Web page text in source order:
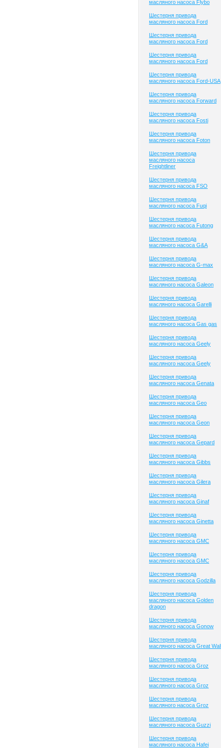
масляного насоса Flybo
Шестерня привода
масляного насоса Ford
Шестерня привода
масляного насоса Ford
Шестерня привода
масляного насоса Ford
Шестерня привода
масляного насоса Ford-USA
Шестерня привода
масляного насоса Forward
Шестерня привода
масляного насоса Fosti
Шестерня привода
масляного насоса Foton
Шестерня привода
масляного насоса
Freightliner
Шестерня привода
масляного насоса FSO
Шестерня привода
масляного насоса Fuqi
Шестерня привода
масляного насоса Futong
Шестерня привода
масляного насоса G&A
Шестерня привода
масляного насоса G-max
Шестерня привода
масляного насоса Galeon
Шестерня привода
масляного насоса Garelli
Шестерня привода
масляного насоса Gas gas
Шестерня привода
масляного насоса Geely
Шестерня привода
масляного насоса Geely
Шестерня привода
масляного насоса Genata
Шестерня привода
масляного насоса Geo
Шестерня привода
масляного насоса Geon
Шестерня привода
масляного насоса Gepard
Шестерня привода
масляного насоса Gibbs
Шестерня привода
масляного насоса Gilera
Шестерня привода
масляного насоса Ginaf
Шестерня привода
масляного насоса Ginetta
Шестерня привода
масляного насоса GMC
Шестерня привода
масляного насоса GMC
Шестерня привода
масляного насоса Godzilla
Шестерня привода
масляного насоса Golden
dragon
Шестерня привода
масляного насоса Gonow
Шестерня привода
масляного насоса Great Wall
Шестерня привода
масляного насоса Groz
Шестерня привода
масляного насоса Groz
Шестерня привода
масляного насоса Groz
Шестерня привода
масляного насоса Guzzi
Шестерня привода
масляного насоса Hafei